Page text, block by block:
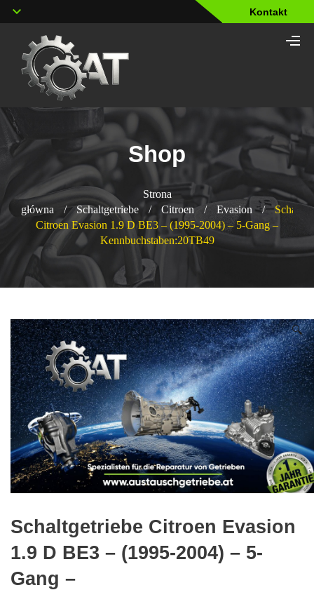
Kontakt
Shop
Strona
główna
/ Schaltgetriebe / Citroen / Evasion /
Citroen Evasion 1.9 D BE3 – (1995-2004) – 5-Gang –
Kennbuchstaben:20TB49
🔍
Schaltgetriebe Citroen Evasion
1.9 D BE3 – (1995-2004) – 5-
Gang –